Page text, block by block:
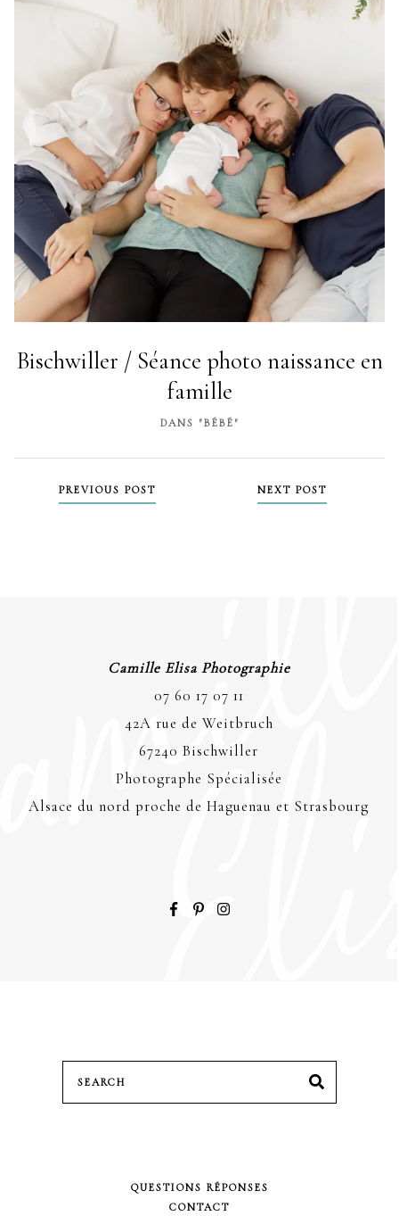
Bischwiller / Séance photo naissance en
famille
DANS "BÉBÉ"
PREVIOUS POST NEXT POST
Camille Elisa Photographie
07 60 17 07 11
42A rue de Weitbruch
67240 Bischwiller
Photographe Spécialisée
Alsace du nord proche de Haguenau et Strasbourg
QUESTIONS RÉPONSES
CONTACT